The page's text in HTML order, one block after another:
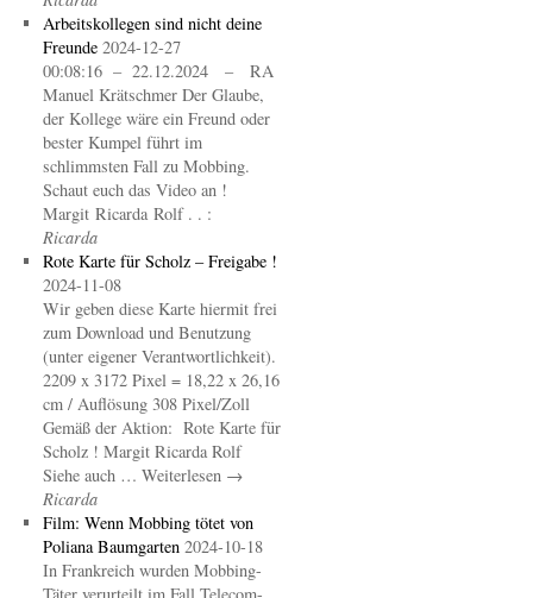
Arbeitskollegen sind nicht deine
Freunde 2024-12-27
00:08:16 – 22.12.2024 – RA
Manuel Krätschmer Der Glaube,
der Kollege wäre ein Freund oder
bester Kumpel führt im
schlimmsten Fall zu Mobbing.
Schaut euch das Video an !
Margit Ricarda Rolf . . :
Ricarda
Rote Karte für Scholz – Freigabe !
2024-11-08
Wir geben diese Karte hiermit frei
zum Download und Benutzung
(unter eigener Verantwortlichkeit).
2209 x 3172 Pixel = 18,22 x 26,16
cm / Auflösung 308 Pixel/Zoll
Gemäß der Aktion: Rote Karte für
Scholz ! Margit Ricarda Rolf
Siehe auch … Weiterlesen →
Ricarda
Film: Wenn Mobbing tötet von
Poliana Baumgarten 2024-10-18
In Frankreich wurden Mobbing-